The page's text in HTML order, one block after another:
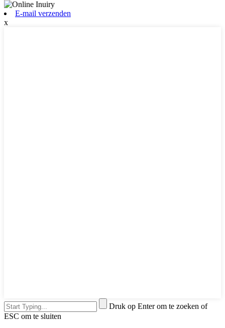
E-mail verzenden
x
Druk op Enter om te zoeken of
ESC om te sluiten